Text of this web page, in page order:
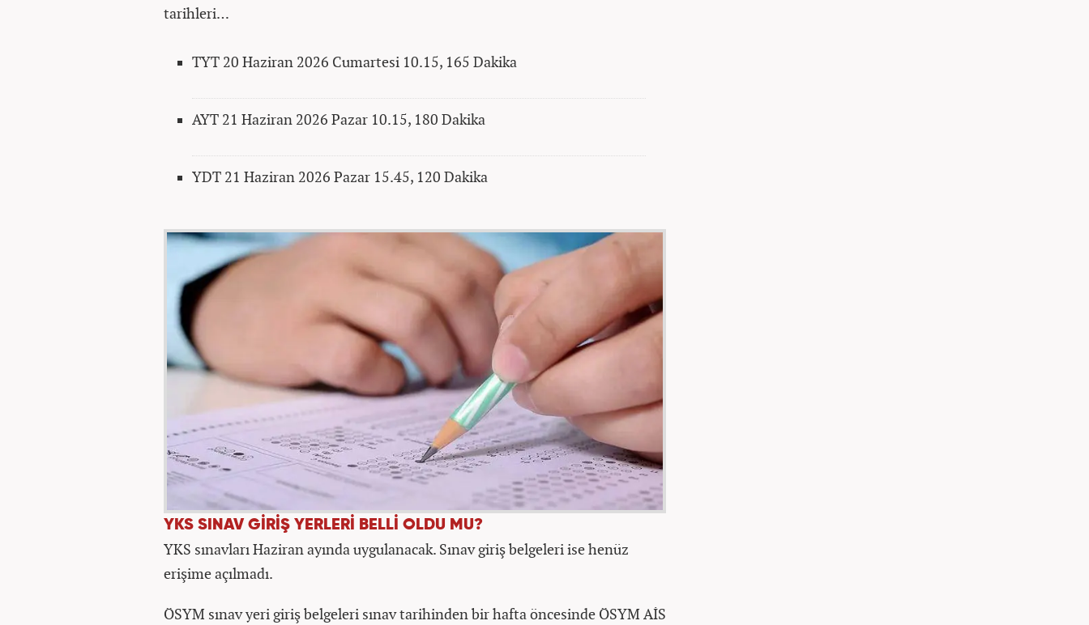
tarihleri…
TYT 20 Haziran 2026 Cumartesi 10.15, 165 Dakika
AYT 21 Haziran 2026 Pazar 10.15, 180 Dakika
YDT 21 Haziran 2026 Pazar 15.45, 120 Dakika
YKS SINAV GİRİŞ YERLERİ BELLİ OLDU MU?
YKS sınavları Haziran ayında uygulanacak. Sınav giriş belgeleri ise henüz
erişime açılmadı.
ÖSYM sınav yeri giriş belgeleri sınav tarihinden bir hafta öncesinde ÖSYM AİS